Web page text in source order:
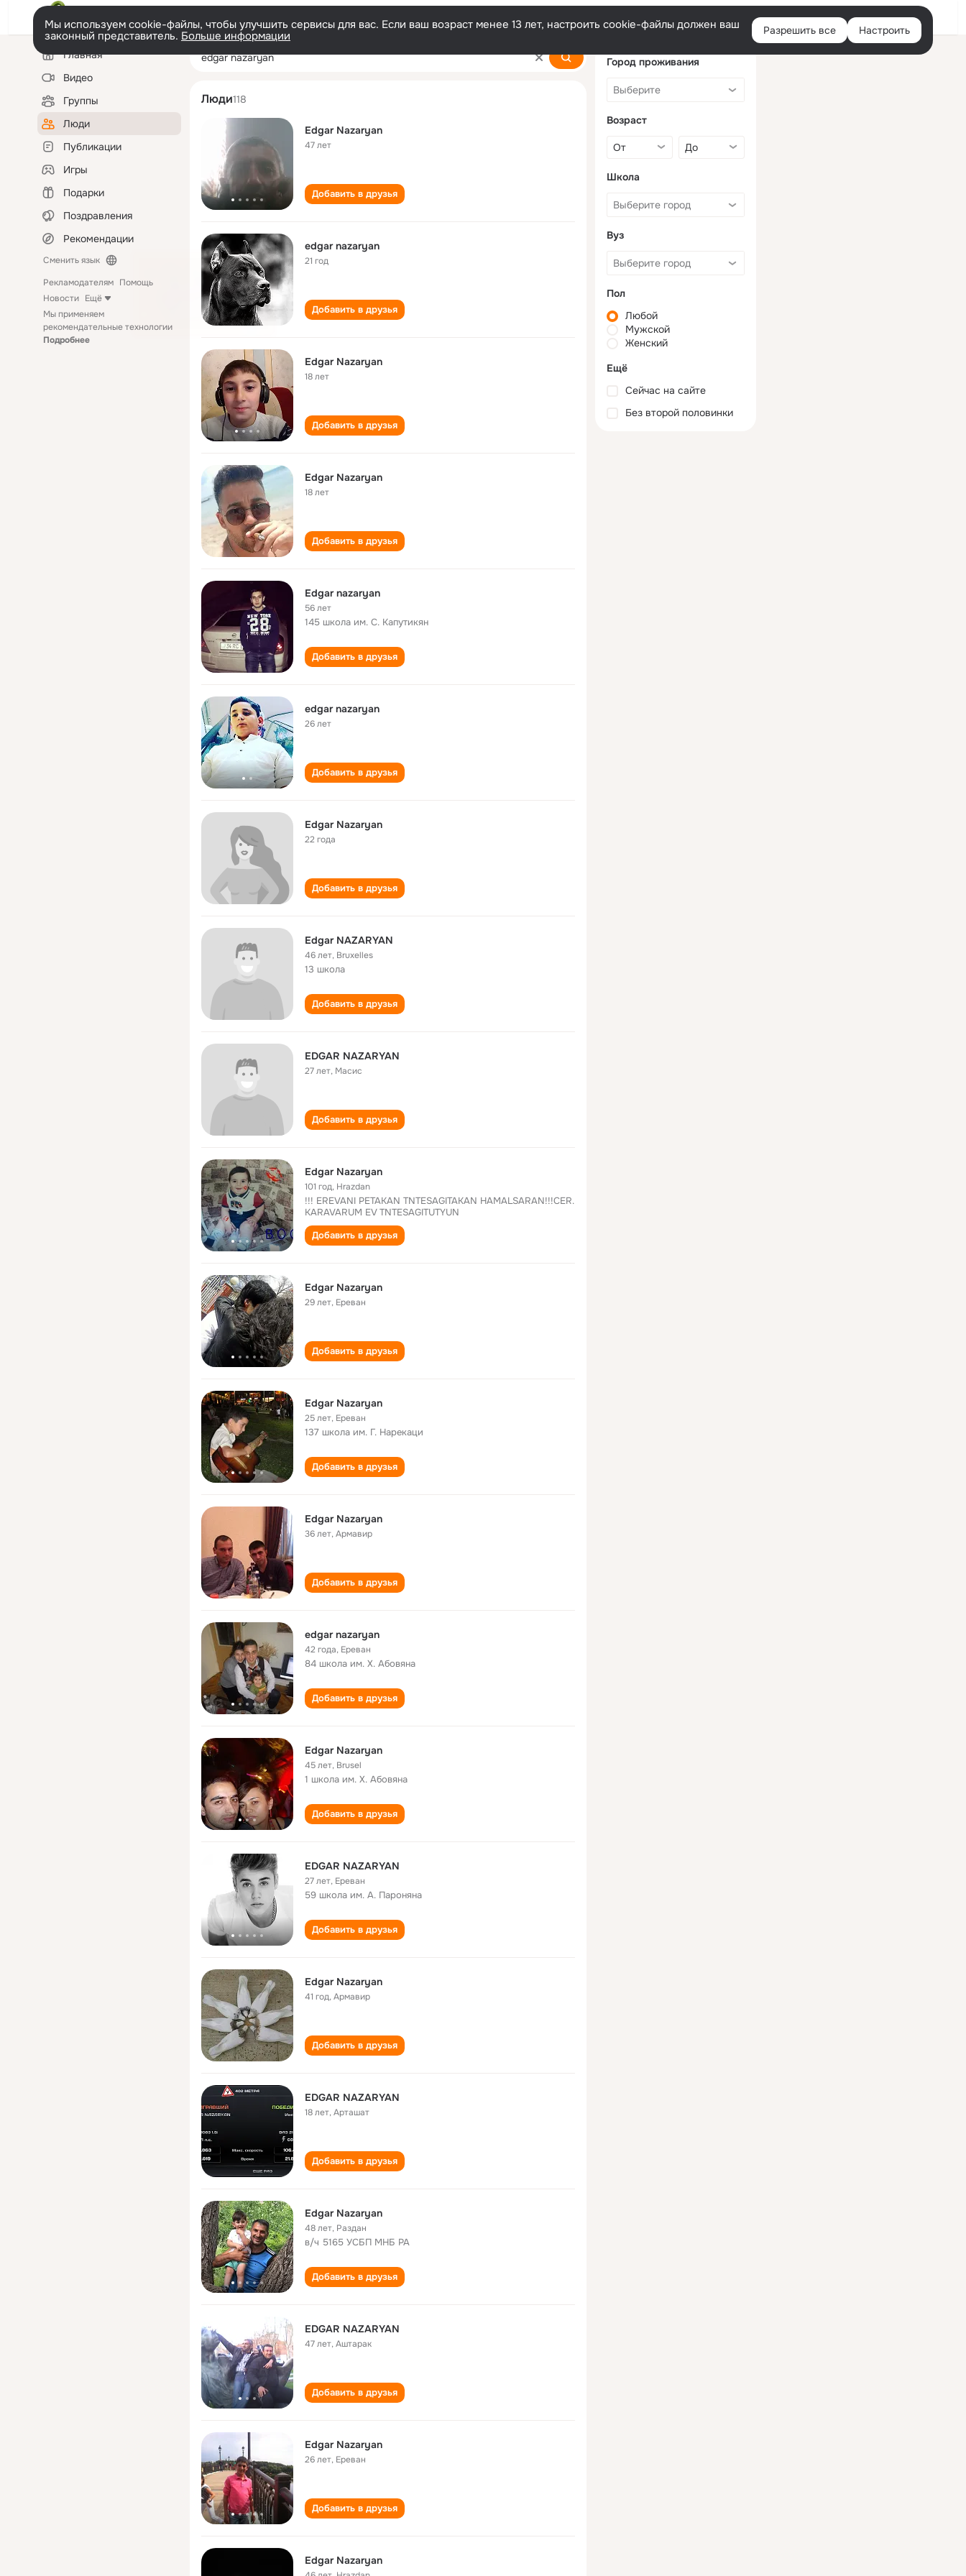
Войти
Мы используем cookie-файлы, чтобы улучшить сервисы для вас. Если ваш возраст менее 13 лет, настроить cookie-файлы должен ваш
законный представитель. Больше информации Разрешить все Настроить
Левая
колонкаГлавная
Видео
Группы
Люди
Публикации
Игры
Подарки
Поздравления
Рекомендации
Сменить язык
Рекламодателям Помощь
Новости Ещё
Мы применяем
рекомендательные технологии
Подробнее
edgar nazaryan
Люди118
Edgar Nazaryan
47 лет
Добавить в друзья
edgar nazaryan
21 год
Добавить в друзья
Edgar Nazaryan
18 лет
Добавить в друзья
Edgar Nazaryan
18 лет
Добавить в друзья
Edgar nazaryan
56 лет
145 школа им. С. Капутикян
Добавить в друзья
edgar nazaryan
26 лет
Добавить в друзья
Edgar Nazaryan
22 года
Добавить в друзья
Edgar NAZARYAN
46 лет, Bruxelles
13 школа
Добавить в друзья
EDGAR NAZARYAN
27 лет, Масис
Добавить в друзья
Edgar Nazaryan
101 год, Hrazdan
!!! EREVANI PETAKAN TNTESAGITAKAN HAMALSARAN!!!CER.
KARAVARUM EV TNTESAGITUTYUN
Добавить в друзья
Edgar Nazaryan
29 лет, Ереван
Добавить в друзья
Edgar Nazaryan
25 лет, Ереван
137 школа им. Г. Нарекаци
Добавить в друзья
Edgar Nazaryan
36 лет,Армавир
Добавить в друзья
edgar nazaryan
42 года, Ереван
84 школа им. Х. Абовяна
Добавить в друзья
Edgar Nazaryan
45 лет, Brusel
1 школа им. Х. Абовяна
Добавить в друзья
EDGAR NAZARYAN
27 лет, Ереван
59 школа им. А. Пароняна
Добавить в друзья
Edgar Nazaryan
41 год,Армавир
Добавить в друзья
EDGAR NAZARYAN
18 лет,Арташат
Добавить в друзья
Edgar Nazaryan
48 лет, Раздан
в/ч 5165 УСБП МНБ РА
Добавить в друзья
EDGAR NAZARYAN
47 лет,Аштарак
Добавить в друзья
Edgar Nazaryan
26 лет, Ереван
Добавить в друзья
Edgar Nazaryan
Город проживания
Возраст
Школа
Вуз
Пол
Любой
Мужской
Женский
Ещё
Сейчас на сайте
Без второй половинки